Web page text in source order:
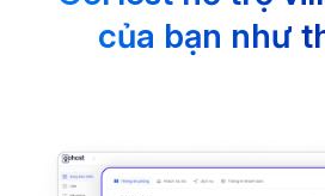
của bạn như